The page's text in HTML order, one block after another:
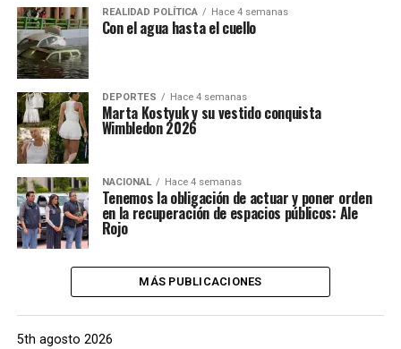
REALIDAD POLÍTICA Hace 4 semanas
Con el agua hasta el cuello
DEPORTES Hace 4 semanas
Marta Kostyuk y su vestido conquista
Wimbledon 2026
NACIONAL Hace 4 semanas
Tenemos la obligación de actuar y poner orden
en la recuperación de espacios públicos: Ale
Rojo
MÁS PUBLICACIONES
5th agosto 2026